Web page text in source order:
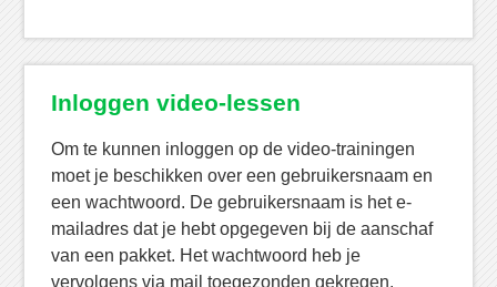
Inloggen video-lessen
Om te kunnen inloggen op de video-trainingen
moet je beschikken over een gebruikersnaam en
een wachtwoord. De gebruikersnaam is het e-
mailadres dat je hebt opgegeven bij de aanschaf
van een pakket. Het wachtwoord heb je
vervolgens via mail toegezonden gekregen.